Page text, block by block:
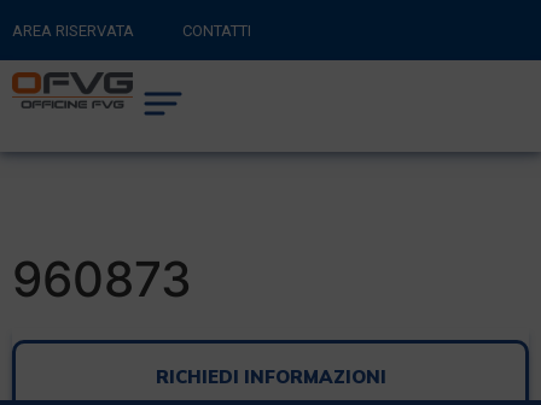
AREA RISERVATA CONTATTI
RITORNA AL SITO PRINCIPALE
CARRELLO
960873
RICHIEDI INFORMAZIONI